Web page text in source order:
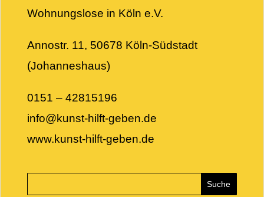
Wohnungslose in Köln e.V.
Annostr. 11, 50678 Köln-Südstadt
(Johanneshaus)
0151 – 42815196
info@kunst-hilft-geben.de
www.kunst-hilft-geben.de